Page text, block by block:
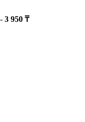
3 950 ₸